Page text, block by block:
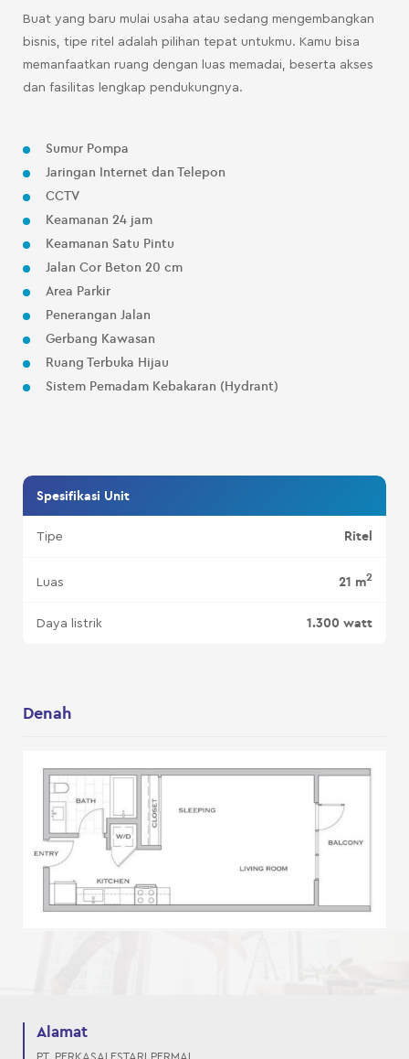
Buat yang baru mulai usaha atau sedang mengembangkan
bisnis, tipe ritel adalah pilihan tepat untukmu. Kamu bisa
memanfaatkan ruang dengan luas memadai, beserta akses
dan fasilitas lengkap pendukungnya.
Sumur Pompa
Jaringan Internet dan Telepon
CCTV
Keamanan 24 jam
Keamanan Satu Pintu
Jalan Cor Beton 20 cm
Area Parkir
Penerangan Jalan
Gerbang Kawasan
Ruang Terbuka Hijau
Sistem Pemadam Kebakaran (Hydrant)
Spesifikasi Unit
Tipe Ritel
Luas 21 m2
Daya listrik 1.300 watt
Denah
Alamat
PT. PERKASALESTARI PERMAI